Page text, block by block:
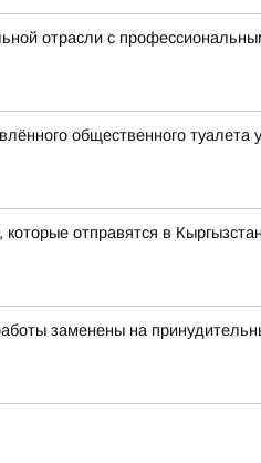
отрасли с
общественного туалета
отправятся в
заменены на